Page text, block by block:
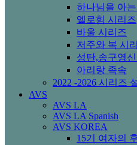
하나님을 아
엘로힘 시리즈
바울 시리즈
저주와 복 시
성탄,송구영
아리랑 족속
2022 -2026 시리즈
AVS
AVS LA
AVS LA Spanish
AVS KOREA
15기 여자의